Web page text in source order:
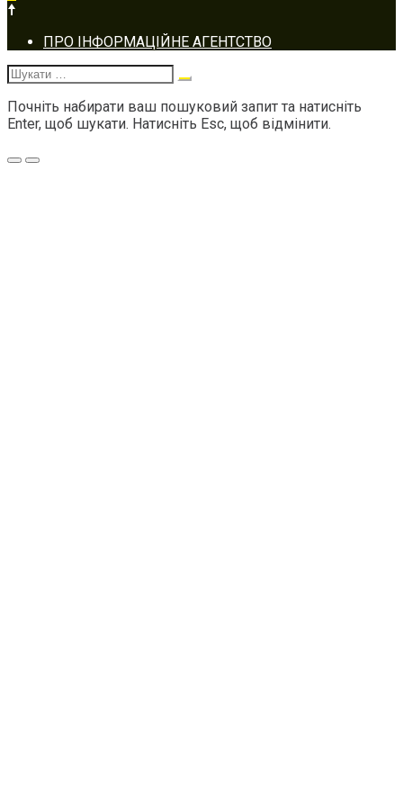
Footer
navigation
ПРО ІНФОРМАЦІЙНЕ АГЕНТСТВО
Шукати:
Почніть набирати ваш пошуковий запит та натисніть
Enter, щоб шукати. Натисніть Esc, щоб відмінити.
Меню